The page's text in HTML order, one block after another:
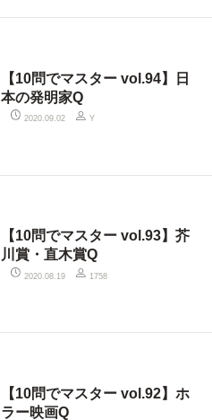
【10問でマスター vol.94】日
本の発明家Q
2020.09.02 Y
【10問でマスター vol.93】芥
川賞・直木賞Q
2020.08.19 1758
【10問でマスター vol.92】ホ
ラー映画Q